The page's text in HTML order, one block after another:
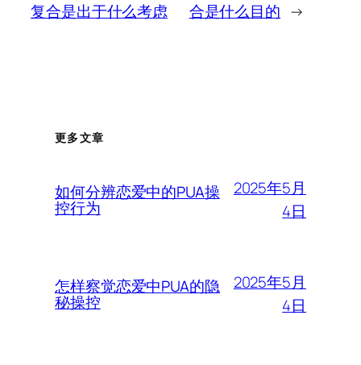
复合是出于什么考虑
合是什么目的 →
更多文章
如何分辨恋爱中的PUA操
控行为
2025年5月
4日
怎样察觉恋爱中PUA的隐
秘操控
2025年5月
4日